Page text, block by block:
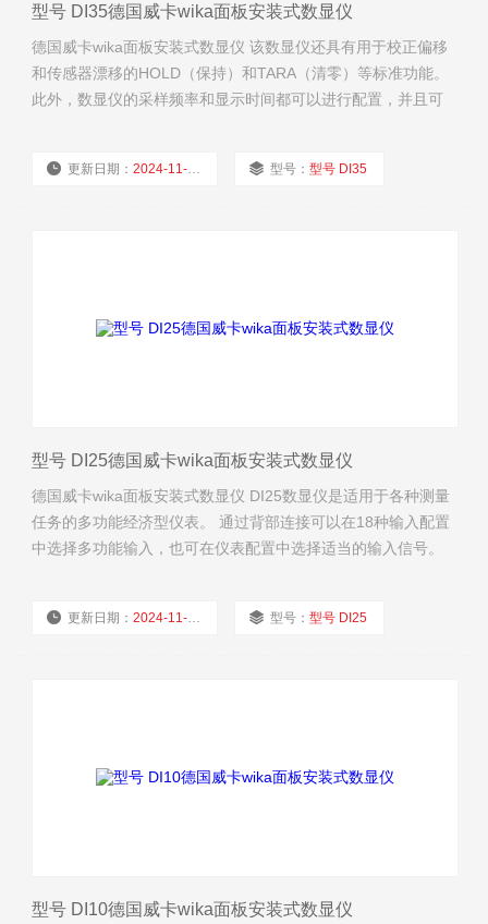
型号 DI35德国威卡wika面板安装式数显仪
德国威卡wika面板安装式数显仪 该数显仪还具有用于校正偏移
和传感器漂移的HOLD（保持）和TARA（清零）等标准功能。
此外，数显仪的采样频率和显示时间都可以进行配置，并且可
更新日期：2024-11-22 型号：型号 DI35
型号 DI25德国威卡wika面板安装式数显仪
德国威卡wika面板安装式数显仪 DI25数显仪是适用于各种测量
任务的多功能经济型仪表。 通过背部连接可以在18种输入配置
中选择多功能输入，也可在仪表配置中选择适当的输入信号。
更新日期：2024-11-22 型号：型号 DI25
型号 DI10德国威卡wika面板安装式数显仪